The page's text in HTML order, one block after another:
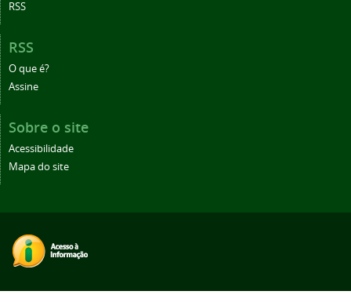
RSS
RSS
O que é?
Assine
Sobre o site
Acessibilidade
Mapa do site